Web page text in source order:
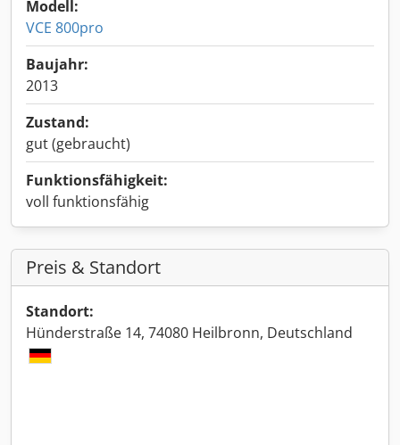
Modell:
VCE 800pro
Baujahr:
2013
Zustand:
gut (gebraucht)
Funktionsfähigkeit:
voll funktionsfähig
Preis & Standort
Standort:
Hünderstraße 14, 74080 Heilbronn, Deutschland